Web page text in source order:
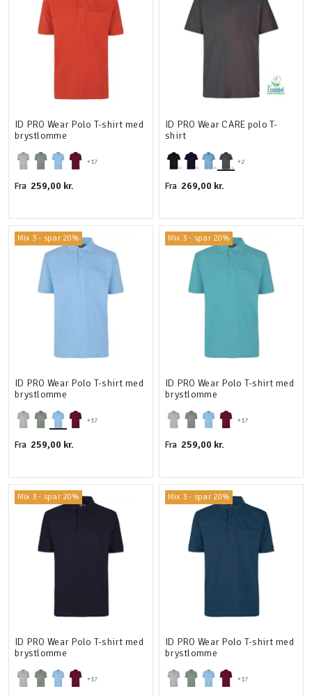
+17
ID PRO Wear Polo T-shirt med
brystlomme
Fra 259,00 kr.
+2
ID PRO Wear CARE polo T-
shirt
Fra 269,00 kr.
Mix 3 - spar 20%
+17
ID PRO Wear Polo T-shirt med
brystlomme
Fra 259,00 kr.
Mix 3 - spar 20%
+17
ID PRO Wear Polo T-shirt med
brystlomme
Fra 259,00 kr.
Mix 3 - spar 20%
+17
ID PRO Wear Polo T-shirt med
brystlomme
Mix 3 - spar 20%
+17
ID PRO Wear Polo T-shirt med
brystlomme